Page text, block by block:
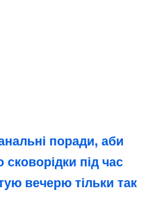
поради, аби
під час
вечерю тільки так